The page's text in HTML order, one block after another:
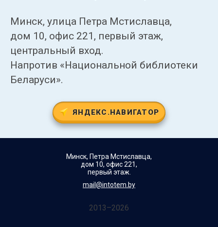
Минск, улица Петра Мстиславца,
дом 10, офис 221, первый этаж,
центральный вход.
Напротив «Национальной библиотеки
Беларуси».
ЯНДЕКС.НАВИГАТОР
Минск, Петра Мстиславца,
дом 10, офис 221,
первый этаж.
mail@intotem.by
2013–2026